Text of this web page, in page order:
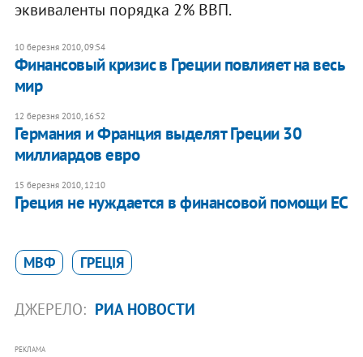
эквиваленты порядка 2% ВВП.
10 березня 2010, 09:54
Финансовый кризис в Греции повлияет на весь
мир
12 березня 2010, 16:52
Германия и Франция выделят Греции 30
миллиардов евро
15 березня 2010, 12:10
Греция не нуждается в финансовой помощи ЕС
МВФ ГРЕЦІЯ
ДЖЕРЕЛО: РИА НОВОСТИ
РЕКЛАМА